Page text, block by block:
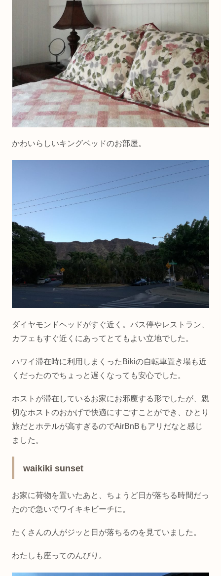
かわいらしいキングベッドのお部屋。
ダイヤモンドヘッドがすぐ近く。バス停やレストラン、
カフェもすぐ近くにあってとてもよい立地でした。
ハワイ滞在時に利用しまくったBikiの自転車置き場も近
くだったのでちょっと遅くなっても安心でした。
ホストが滞在しているお家にお邪魔する形でしたが、親
切なホストのおかげで快適にすごすことができ、ひとり
旅だとホテルが高すぎるのでAirBnBもアリだなと感じ
ました。
waikiki sunset
お家に荷物を置いたあと、ちょうど日が落ちる時間だっ
たので急いでワイキキビーチに。
たくさんの人がジッと日が落ちるのを見ていました。
わたしも座ってのんびり。